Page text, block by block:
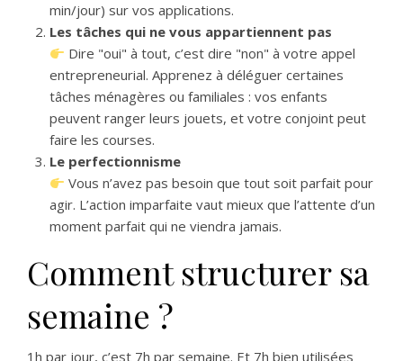
min/jour) sur vos applications.
Les tâches qui ne vous appartiennent pas
Dire "oui" à tout, c’est dire "non" à votre appel
entrepreneurial. Apprenez à déléguer certaines
tâches ménagères ou familiales : vos enfants
peuvent ranger leurs jouets, et votre conjoint peut
faire les courses.
Le perfectionnisme
Vous n’avez pas besoin que tout soit parfait pour
agir. L’action imparfaite vaut mieux que l’attente d’un
moment parfait qui ne viendra jamais.
Comment structurer sa
semaine ?
1h par jour, c’est 7h par semaine. Et 7h bien utilisées